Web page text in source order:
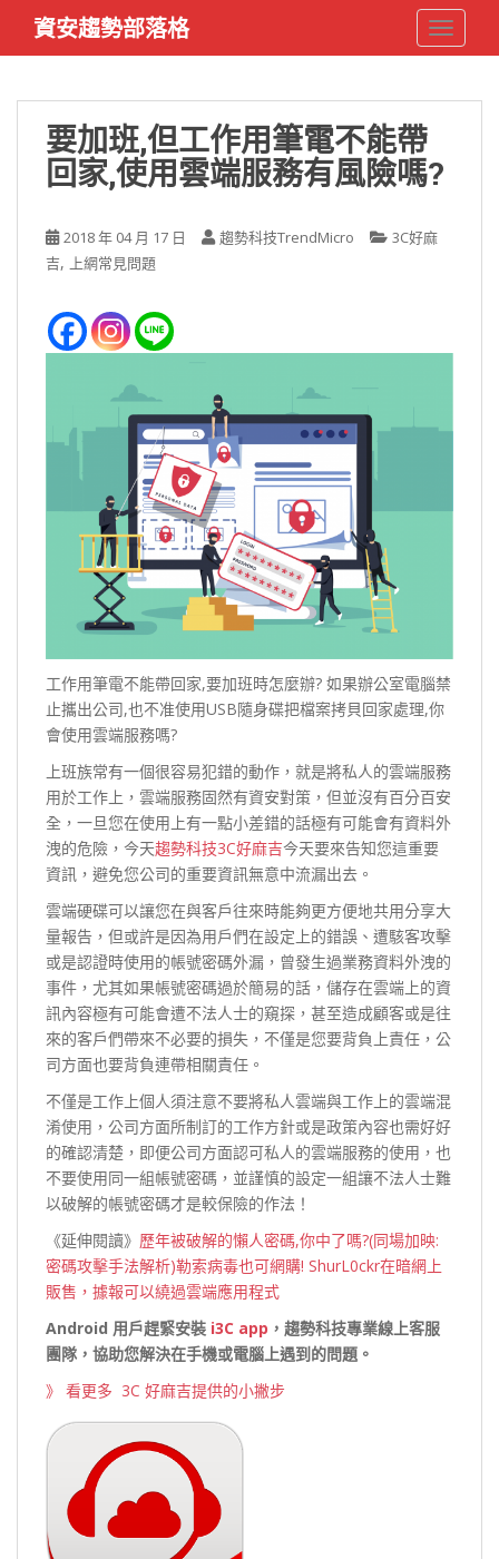
i
資安趨勢部落格
要加班,但工作用筆電不能帶
回家,使用雲端服務有風險嗎?
2018 年 04 月 17 日 趨勢科技TrendMicro
3C好麻
吉, 上網常見問題
工作用筆電不能帶回家,要加班時怎麼辦? 如果辦公室電腦禁
止攜出公司,也不准使用USB隨身碟把檔案拷貝回家處理,你
會使用雲端服務嗎?
上班族常有一個很容易犯錯的動作，就是將私人的雲端服務
用於工作上，雲端服務固然有資安對策，但並沒有百分百安
全，一旦您在使用上有一點小差錯的話極有可能會有資料外
洩的危險，今天趨勢科技3C好麻吉今天要來告知您這重要
資訊，避免您公司的重要資訊無意中流漏出去。
雲端硬碟可以讓您在與客戶往來時能夠更方便地共用分享大
量報告，但或許是因為用戶們在設定上的錯誤、遭駭客攻擊
或是認證時使用的帳號密碼外漏，曾發生過業務資料外洩的
事件，尤其如果帳號密碼過於簡易的話，儲存在雲端上的資
訊內容極有可能會遭不法人士的窺探，甚至造成顧客或是往
來的客戶們帶來不必要的損失，不僅是您要背負上責任，公
司方面也要背負連帶相關責任。
不僅是工作上個人須注意不要將私人雲端與工作上的雲端混
淆使用，公司方面所制訂的工作方針或是政策內容也需好好
的確認清楚，即便公司方面認可私人的雲端服務的使用，也
不要使用同一組帳號密碼，並謹慎的設定一組讓不法人士難
以破解的帳號密碼才是較保險的作法！
《延伸閱讀》 歷年被破解的懶人密碼,你中了嗎?(同場加映:
密碼攻擊手法解析)勒索病毒也可網購! ShurL0ckr在暗網上
販售，據報可以繞過雲端應用程式
Android 用戶趕緊安裝 i3C app ，趨勢科技專業線上客服
團隊，協助您解決在手機或電腦上遇到的問題。
》 看更多 3C 好麻吉提供的小撇步